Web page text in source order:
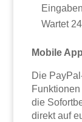
Wartet
Mobile
Die
die
direkt auf